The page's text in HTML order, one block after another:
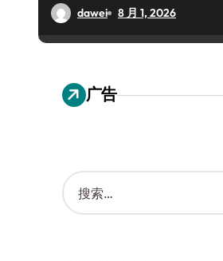
dawei 8 月 1, 2026
广告
：